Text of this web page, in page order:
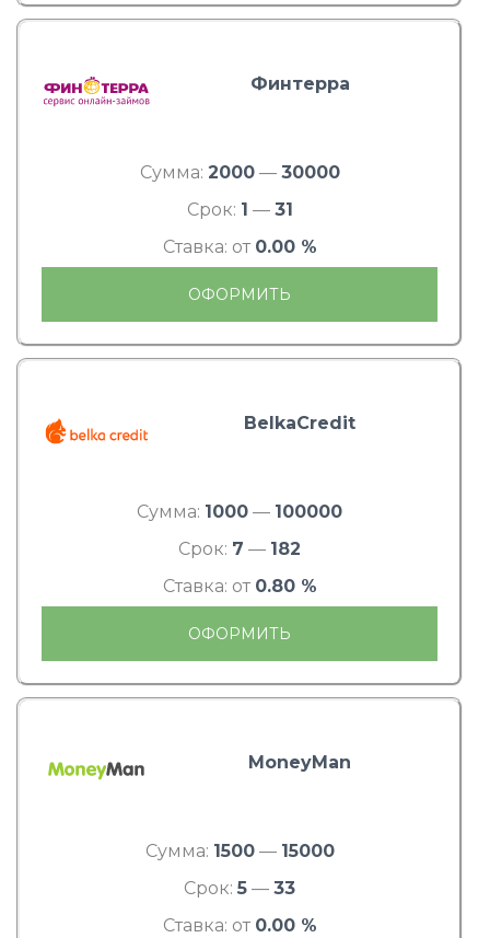
Финтерра
Сумма: 2000— 30000
Срок: 1 — 31
Ставка: от 0.00 %
ОФОРМИТЬ
BelkaCredit
Сумма: 1000 — 100000
Срок: 7 — 182
Ставка: от 0.80 %
ОФОРМИТЬ
MoneyMan
Сумма: 1500— 15000
Срок: 5 — 33
Ставка: от 0.00 %